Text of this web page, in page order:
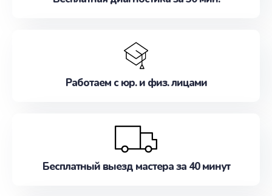
Работаем с юр. и физ. лицами
Бесплатный выезд мастера за 40 минут